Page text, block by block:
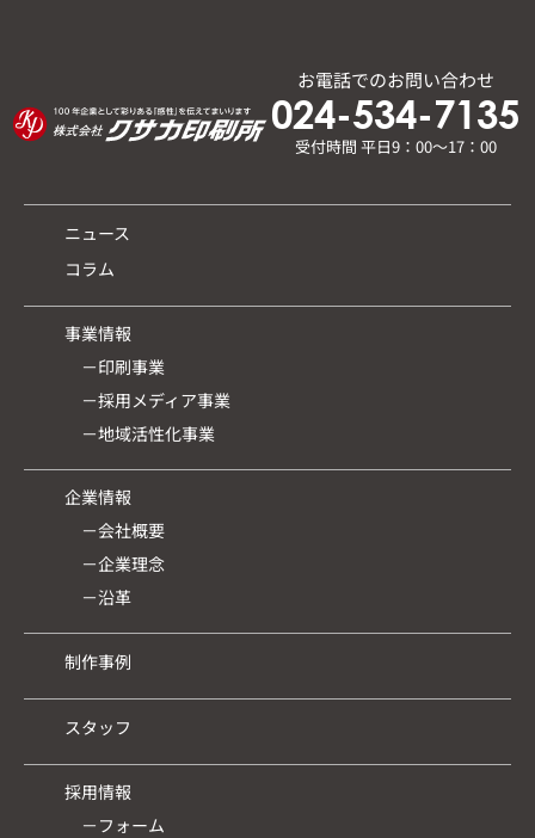
お電話でのお問い合わせ
024-534-7135
受付時間 平日9：00～17：00
ニュース
コラム
事業情報
－印刷事業
－採用メディア事業
－地域活性化事業
企業情報
－会社概要
－企業理念
－沿革
制作事例
スタッフ
採用情報
－フォーム